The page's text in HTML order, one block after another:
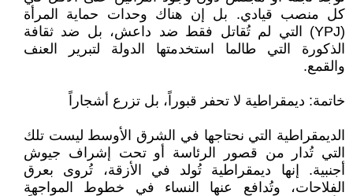
كل منصب قيادي. بل إن هناك وحدات حماية المرأة
(YPJ) التي لم تُقاتل فقط ضد داعش، بل ضد ثقافة
الذكورة التي طالما استخدمتها الدولة لتبرير العنف
والقمع.
خاتمة: ديمقراطية لا تحفر قبوراً، بل تزرع أشجاراً
الديمقراطية التي نحتاجها في الشرق الأوسط ليست تلك
التي تُدار من قصور الرئاسة أو تحت إشراف جيوش
أجنبية. إنها ديمقراطية تُولد في الأزقة، تُروى بعرق
الفلاحات، وتُدافع عنها النساء في خطوط المواجهة